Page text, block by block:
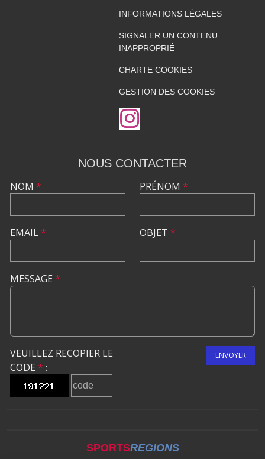
INFORMATIONS LÉGALES
SIGNALER UN CONTENU
INAPPROPRIÉ
CHARTE COOKIES
GESTION DES COOKIES
NOUS CONTACTER
NOM *
EMAIL*
PRÉNOM *
OBJET *
MESSAGE *
VEUILLEZ RECOPIER LE
CODE * :
ENVOYER
SPORTSREGIONS